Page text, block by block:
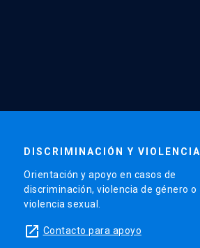
DISCRIMINACIÓN Y VIOLENCIA
Orientación y apoyo en casos de
discriminación, violencia de género o
violencia sexual.
launch Contacto para apoyo